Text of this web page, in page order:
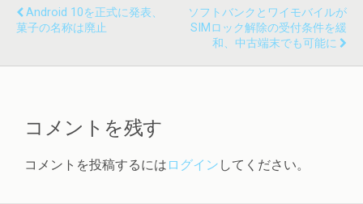
Android 10を正式に発表、
菓子の名称は廃止
ソフトバンクとワイモバイルが
SIMロック解除の受付条件を緩
和、中古端末でも可能に
コメントを残す
コメントを投稿するには ログイン してください。